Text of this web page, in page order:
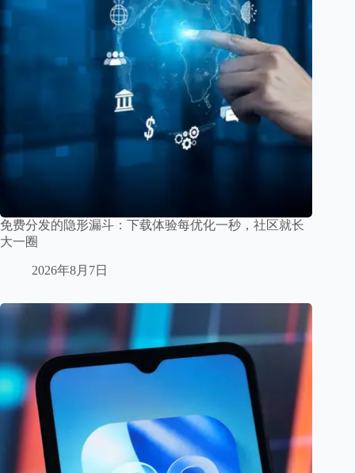
免费分发的隐形漏斗：下载体验每优化一秒，社区就长
大一圈
2026年8月7日